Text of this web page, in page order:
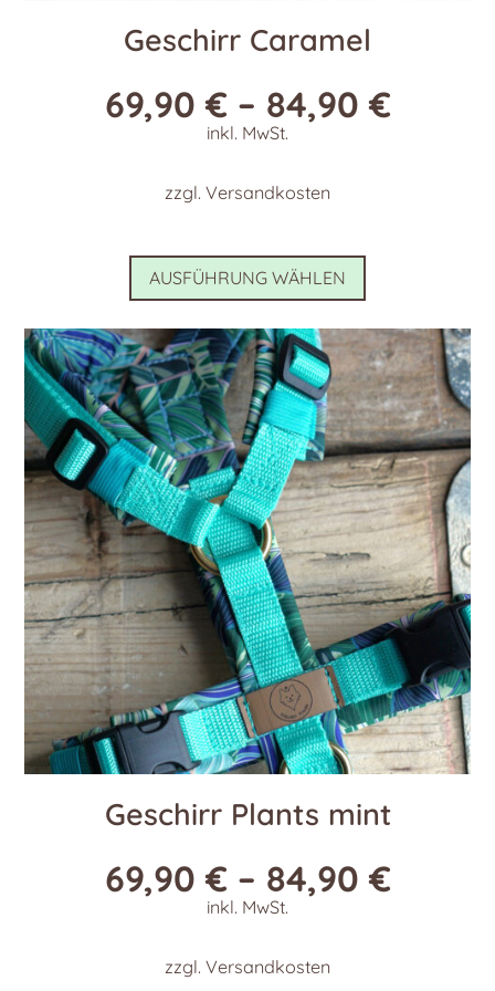
Geschirr Caramel
69,90€ – 84,90€
inkl. MwSt.
zzgl. Versandkosten
AUSFÜHRUNG WÄHLEN
Dieses
weist
mehrere
Varianten
auf.
Die
Optionen
können
auf
der
Produktseite
gewählt
werden
Geschirr Plants mint
69,90€ – 84,90€
inkl. MwSt.
zzgl. Versandkosten